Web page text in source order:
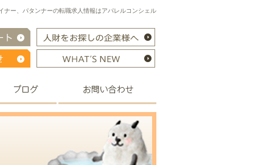
ー、パタンナーの転職求人情報はアパレルコンシェル